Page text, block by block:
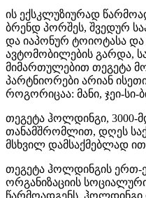
ის ექსკლუზიურად
ბრენდ პორშეს, შვედურ
და იაპონურ ტოიოტასა და
ავტომობილების გარდა,
მიმართულებით თეგეტა
პარტნიორები არიან
როგორიცაა: მანი, ჯეი-სი-
თეგეტა ჰოლდინგი, 3000-
თანამშრომლით, დღეს
მსხვილ დამსაქმებლად
თეგეტა ჰოლდინგის
ორგანიზაციის
წარმოადგენს.